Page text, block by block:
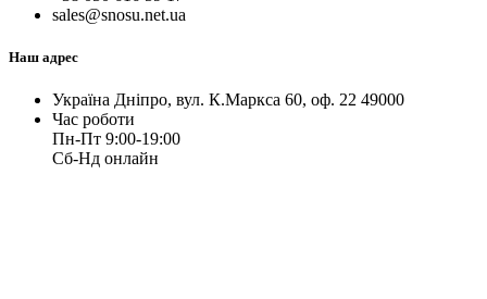
sales@snosu.net.ua
Наш адрес
Україна Дніпро, вул. К.Маркса 60, оф. 22 49000
Час роботи
Пн-Пт 9:00-19:00
Сб-Нд онлайн